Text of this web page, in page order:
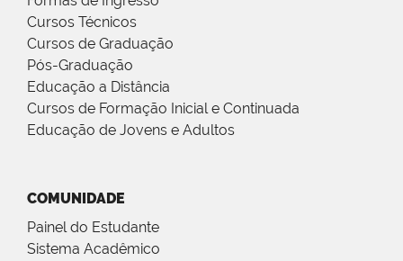
Cursos Técnicos
Cursos de Graduação
Pós-Graduação
Educação a Distância
Cursos de Formação Inicial e Continuada
Educação de Jovens e Adultos
COMUNIDADE
Painel do Estudante
Sistema Acadêmico